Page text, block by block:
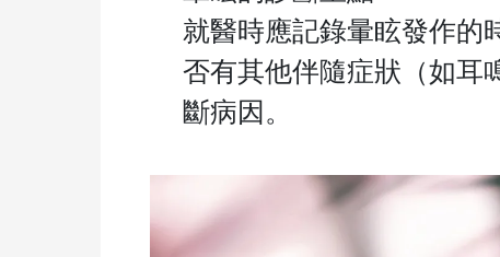
就醫時應記錄暈眩發作的
否有其他伴隨症狀（如耳
斷病因。